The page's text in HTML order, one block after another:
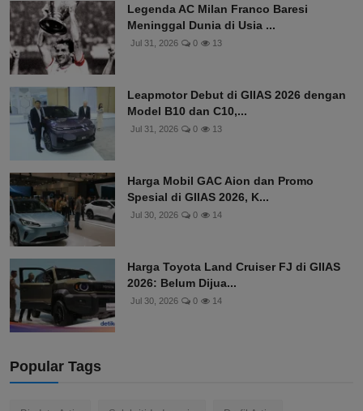
Legenda AC Milan Franco Baresi
Meninggal Dunia di Usia ...
Jul 31, 2026 0 13
Leapmotor Debut di GIIAS 2026 dengan
Model B10 dan C10,...
Jul 31, 2026 0 13
Harga Mobil GAC Aion dan Promo
Spesial di GIIAS 2026, K...
Jul 30, 2026 0 14
Harga Toyota Land Cruiser FJ di GIIAS
2026: Belum Dijua...
Jul 30, 2026 0 14
Popular Tags